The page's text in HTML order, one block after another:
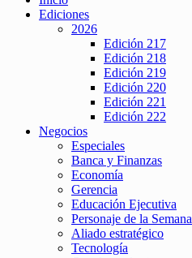
Ediciones
2026
Edición 217
Edición 218
Edición 219
Edición 220
Edición 221
Edición 222
Negocios
Especiales
Banca y Finanzas
Economía
Gerencia
Educación Ejecutiva
Personaje de la Semana
Aliado estratégico
Tecnología